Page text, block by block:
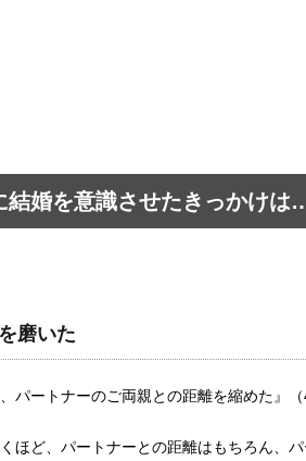
はイクメンなどという言葉がもてはやされ、家
は会社内でのパワハラやブラック企業などが取
生にもなると好きな人と付き合うようになる
結婚を意識させたきっかけは
磨いた
パートナーのご両親との距離を縮めた』（
ほど、パートナーとの距離はもちろん、